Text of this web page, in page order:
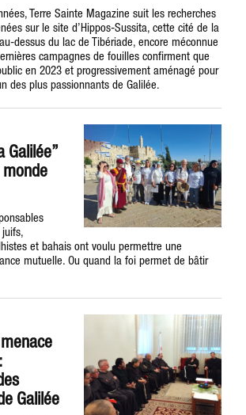
Terre Sainte Magazine suit les recherches
sur le site d’Hippos-Sussita, cette cité de la
dessus du lac de Tibériade, encore méconnue
campagnes de fouilles confirment que
en 2023 et progressivement aménagé pour
des plus passionnants de Galilée.
Galilée”
juifs,
et bahais ont voulu permettre une
mutuelle. Ou quand la foi permet de bâtir
Galilée